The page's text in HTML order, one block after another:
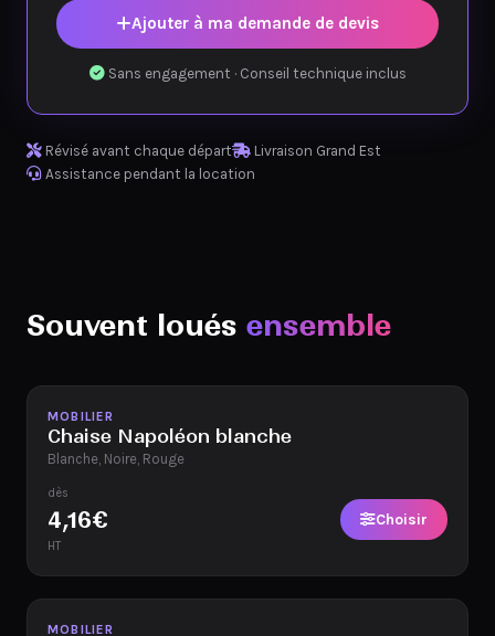
Ajouter à ma demande de devis
Sans engagement · Conseil technique inclus
Révisé avant chaque départ
Livraison Grand Est
Assistance pendant la location
Souvent loués ensemble
Disponible
MOBILIER
Chaise Napoléon blanche
Blanche, Noire, Rouge
dès
4,16€
HT
Choisir
Disponible
MOBILIER